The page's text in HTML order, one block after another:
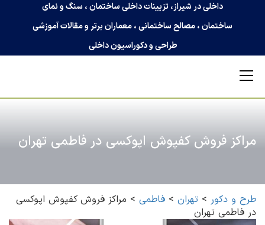
داخلی در شیراز، تزیینات داخلی ساختمان ، سنگ و نمای
ساختمان ، مصالح ساختمانی ، معماران برتر و مقالات آموزشی
طراحی و دکوراسیون داخلی
مراکز فروش کفپوش اپوکسی در فاطمی تهران
طرح و دکور > تهران > فاطمی > مراکز فروش کفپوش اپوکسی
در فاطمی تهران